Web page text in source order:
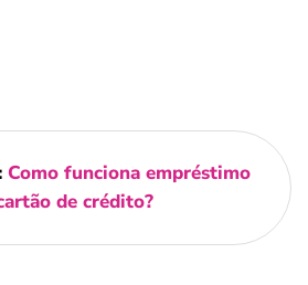
Como funciona empréstimo
de crédito?